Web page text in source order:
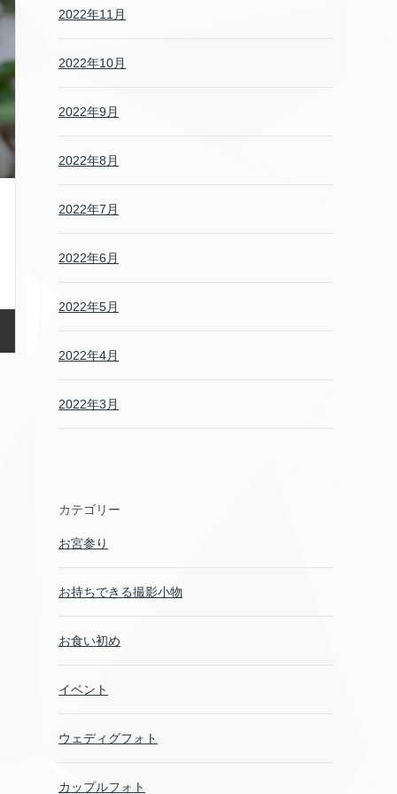
2022年11月
2022年10月
2022年9月
2022年8月
2022年7月
2022年6月
2022年5月
2022年4月
2022年3月
カテゴリー
お宮参り
お持ちできる撮影小物
お食い初め
イベント
ウェディグフォト
カップルフォト